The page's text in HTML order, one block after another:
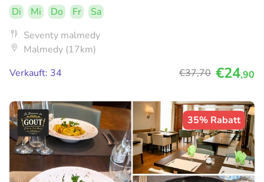
Di Mi Do Fr
Sa
Seventy malmedy
Malmedy (17km)
Verkauft: 34
€37,70 €24,90
35% Rabatt